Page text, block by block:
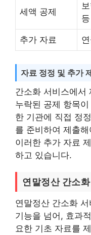
세액 공제
등
추가 자료
자료 정정 및 추가
간소화 서비스에서
누락된 공제 항목
한 기관에 직접 정
를 준비하여 제출
이러한 추가 자료
하고 있습니다.
연말정산 간소
연말정산 간소화
기능을 넘어, 효과
요한 기초 자료를